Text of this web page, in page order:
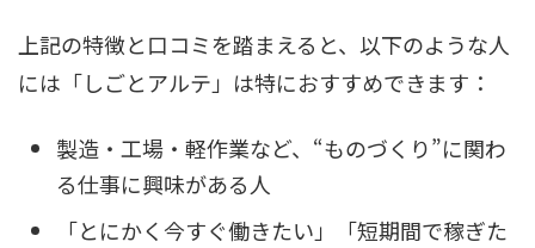
上記の特徴と口コミを踏まえると、以下のような人
には「しごとアルテ」は特におすすめできます：
製造・工場・軽作業など、“ものづくり”に関わ
る仕事に興味がある人
「とにかく今すぐ働きたい」「短期間で稼ぎた